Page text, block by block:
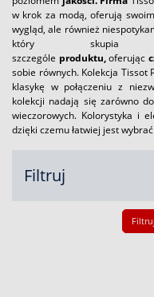
w krok za modą, oferują
wygląd, ale również
który
szczególe produktu,oferując
sobie równych. Kolekcja Tissot
klasykę w połączeniu z
kolekcji nadają się zarówno
wieczorowych. Kolorystyka i
dzięki czemu łatwiej jest
Filtruj
Filtruj